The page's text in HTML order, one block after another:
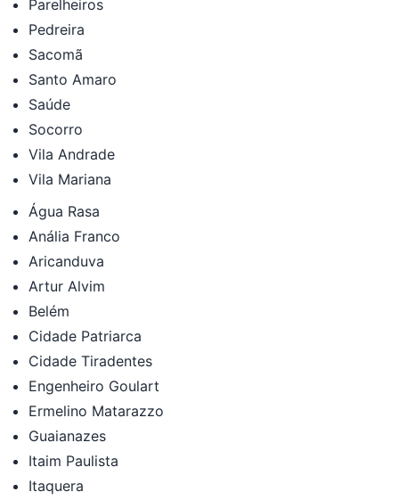
Parelheiros
Pedreira
Sacomã
Santo Amaro
Saúde
Socorro
Vila Andrade
Vila Mariana
Água Rasa
Anália Franco
Aricanduva
Artur Alvim
Belém
Cidade Patriarca
Cidade Tiradentes
Engenheiro Goulart
Ermelino Matarazzo
Guaianazes
Itaim Paulista
Itaquera